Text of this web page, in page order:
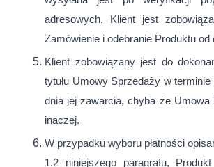
adresowych. Klient jest
Zamówienie i odebranie Produktu od
Klient zobowiązany jest do
tytułu Umowy Sprzedaży w
dnia jej zawarcia, chyba że Umowa
inaczej.
W przypadku wyboru płatności
1.2 niniejszego paragrafu,